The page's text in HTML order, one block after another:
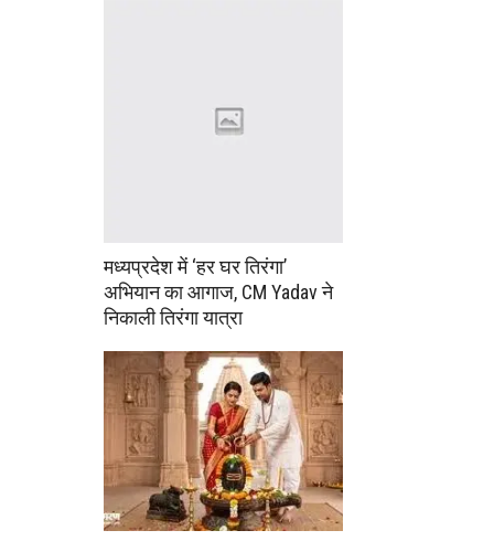
मध्यप्रदेश में ‘हर घर तिरंगा’
अभियान का आगाज, CM Yadav ने
निकाली तिरंगा यात्रा